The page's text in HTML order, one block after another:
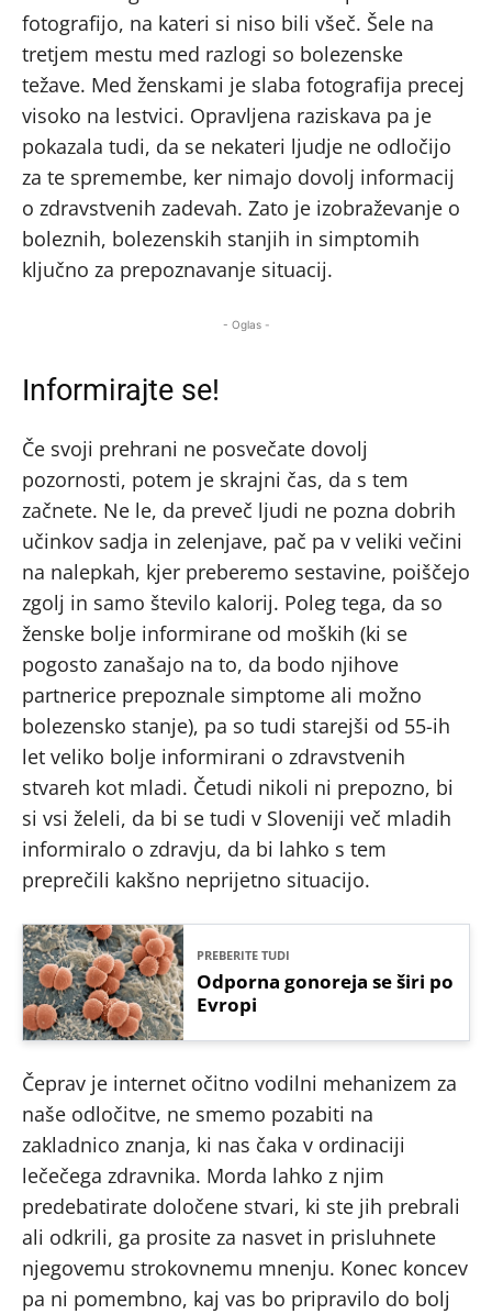
fotografijo, na kateri si niso bili všeč. Šele na
tretjem mestu med razlogi so bolezenske
težave. Med ženskami je slaba fotografija precej
visoko na lestvici. Opravljena raziskava pa je
pokazala tudi, da se nekateri ljudje ne odločijo
za te spremembe, ker nimajo dovolj informacij
o zdravstvenih zadevah. Zato je izobraževanje o
boleznih, bolezenskih stanjih in simptomih
ključno za prepoznavanje situacij.
- Oglas -
Informirajte se!
Če svoji prehrani ne posvečate dovolj
pozornosti, potem je skrajni čas, da s tem
začnete. Ne le, da preveč ljudi ne pozna dobrih
učinkov sadja in zelenjave, pač pa v veliki večini
na nalepkah, kjer preberemo sestavine, poiščejo
zgolj in samo število kalorij. Poleg tega, da so
ženske bolje informirane od moških (ki se
pogosto zanašajo na to, da bodo njihove
partnerice prepoznale simptome ali možno
bolezensko stanje), pa so tudi starejši od 55-ih
let veliko bolje informirani o zdravstvenih
stvareh kot mladi. Četudi nikoli ni prepozno, bi
si vsi želeli, da bi se tudi v Sloveniji več mladih
informiralo o zdravju, da bi lahko s tem
preprečili kakšno neprijetno situacijo.
PREBERITE TUDI
Odporna gonoreja se širi po
Evropi
Čeprav je internet očitno vodilni mehanizem za
naše odločitve, ne smemo pozabiti na
zakladnico znanja, ki nas čaka v ordinaciji
lečečega zdravnika. Morda lahko z njim
predebatirate določene stvari, ki ste jih prebrali
ali odkrili, ga prosite za nasvet in prisluhnete
njegovemu strokovnemu mnenju. Konec koncev
pa ni pomembno, kaj vas bo pripravilo do bolj